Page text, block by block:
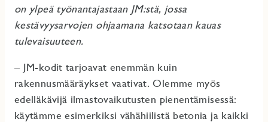
on ylpeä työnantajastaan JM:stä, jossa
kestävyysarvojen ohjaamana katsotaan kauas
tulevaisuuteen.
– JM-kodit tarjoavat enemmän kuin
rakennusmääräykset vaativat. Olemme myös
edelläkävijä ilmastovaikutusten pienentämisessä:
käytämme esimerkiksi vähähiilistä betonia ja kaikki